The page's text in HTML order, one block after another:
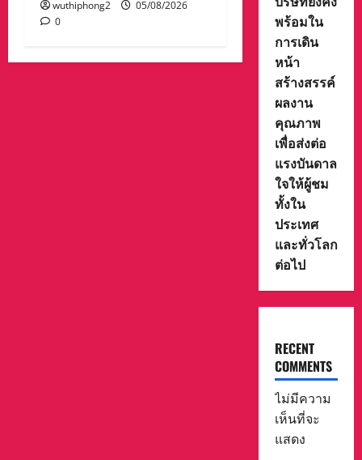
wuthiphong2
05/08/2026
0
พร้อมใน
การเดิน
หน้า
สร้างสรรค์
ผลงาน
คุณภาพ
เพื่อส่งต่อ
แรงบันดาล
ใจให้ผู้ชม
ทั้งใน
ประเทศ
และทั่วโลก
ต่อไป
RECENT
COMMENTS
ไม่มีความ
เห็นที่จะ
แสดง